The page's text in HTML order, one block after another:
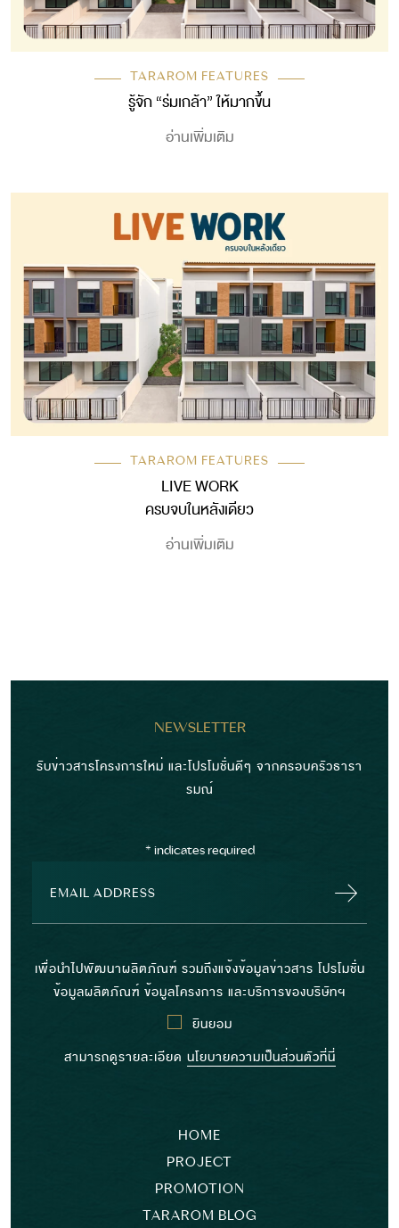
TARAROM FEATURES
รู้จัก “ร่มเกล้า” ให้มากขึ้น
อ่านเพิ่มเติม
TARAROM FEATURES
LIVE WORK
ครบจบในหลังเดียว
อ่านเพิ่มเติม
NEWSLETTER
รับข่าวสารโครงการใหม่ และโปรโมชั่นดีๆ จากครอบครัวธารา
รมณ์
* indicates required
เพื่อนำไปพัฒนาผลิตภัณฑ์ รวมถึงแจ้งข้อมูลข่าวสาร โปรโมชั่น
ข้อมูลผลิตภัณฑ์ ข้อมูลโครงการ และบริการของบริษัทฯ
ยินยอม
สามารถดูรายละเอียด นโยบายความเป็นส่วนตัวที่นี่
HOME
PROJECT
PROMOTION
TARAROM BLOG